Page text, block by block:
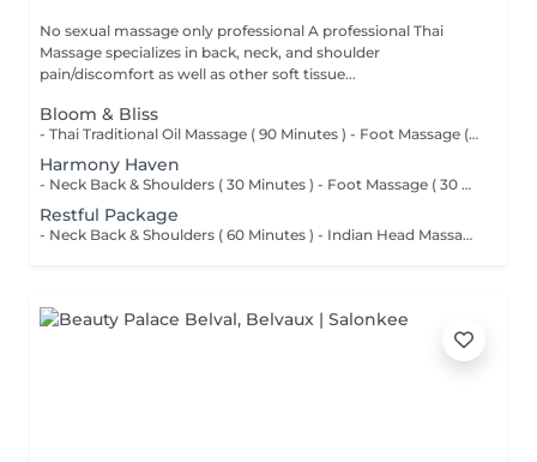
No sexual massage only professional A professional Thai
Massage specializes in back, neck, and shoulder
pain/discomfort as well as other soft tissue...
Bloom & Bliss
- Thai Traditional Oil Massage ( 90 Minutes ) - Foot Massage ( 30 Minutes )
Harmony Haven
- Neck Back & Shoulders ( 30 Minutes ) - Foot Massage ( 30 Minutes ) - Hand Massage ( 15 Minutes )
Restful Package
- Neck Back & Shoulders ( 60 Minutes ) - Indian Head Massage ( 45 Minutes )